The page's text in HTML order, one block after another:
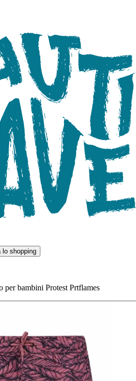
lo shopping
per bambini Protest Prtflames